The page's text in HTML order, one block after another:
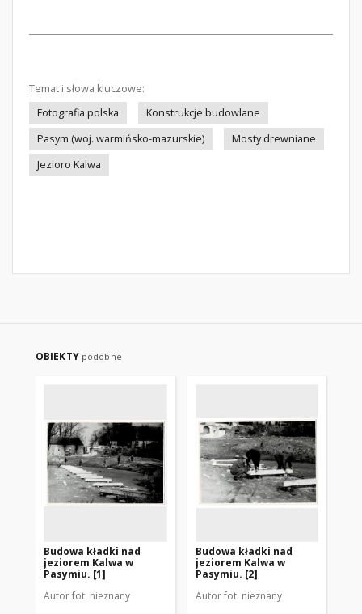
Temat i słowa kluczowe:
Fotografia polska
Konstrukcje budowlane
Pasym (woj. warmińsko-mazurskie)
Mosty drewniane
Jezioro Kalwa
OBIEKTY podobne
Budowa kładki nad
jeziorem Kalwa w
Pasymiu. [1]
Autor fot. nieznany
Budowa kładki nad
jeziorem Kalwa w
Pasymiu. [2]
Autor fot. nieznany